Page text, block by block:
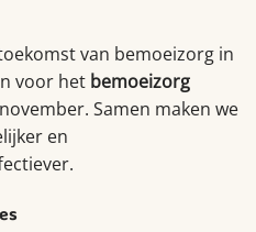
van bemoeizorg in
voor het bemoeizorg
Samen maken we
en